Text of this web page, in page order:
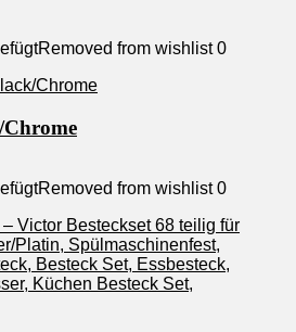
Removed from wishlist 0
Removed from wishlist 0